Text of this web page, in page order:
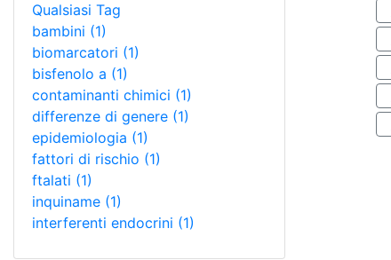
Qualsiasi Tag
bambini (1)
biomarcatori (1)
bisfenolo a (1)
contaminanti chimici (1)
differenze di genere (1)
epidemiologia (1)
fattori di rischio (1)
ftalati (1)
inquiname (1)
interferenti endocrini (1)